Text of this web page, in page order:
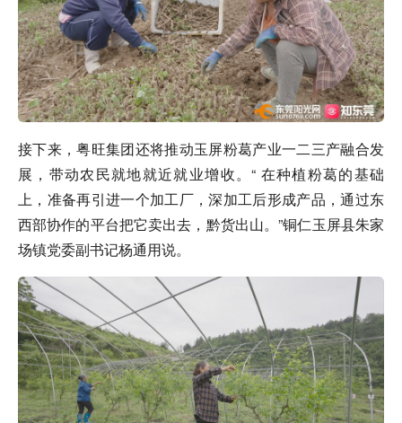
接下来，粤旺集团还将推动玉屏粉葛产业一二三产融合发
展，带动农民就地就近就业增收。“ 在种植粉葛的基础
上，准备再引进一个加工厂，深加工后形成产品，通过东
西部协作的平台把它卖出去，黔货出山。”铜仁玉屏县朱家
场镇党委副书记杨通用说。